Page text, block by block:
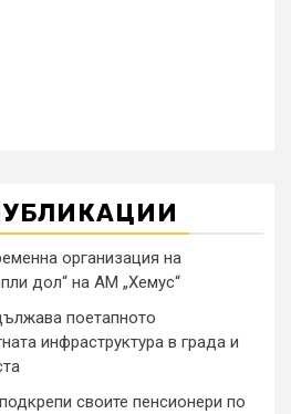
организация на
дол“ на АМ „Хемус“
поетапното
инфраструктура в града и
своите пенсионери по